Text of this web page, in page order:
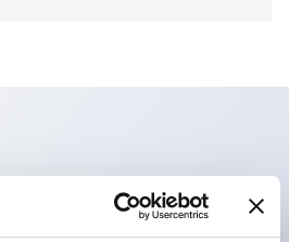
mit Zeitverzögerung